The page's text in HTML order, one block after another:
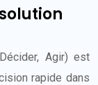
Agir) est
rapide dans